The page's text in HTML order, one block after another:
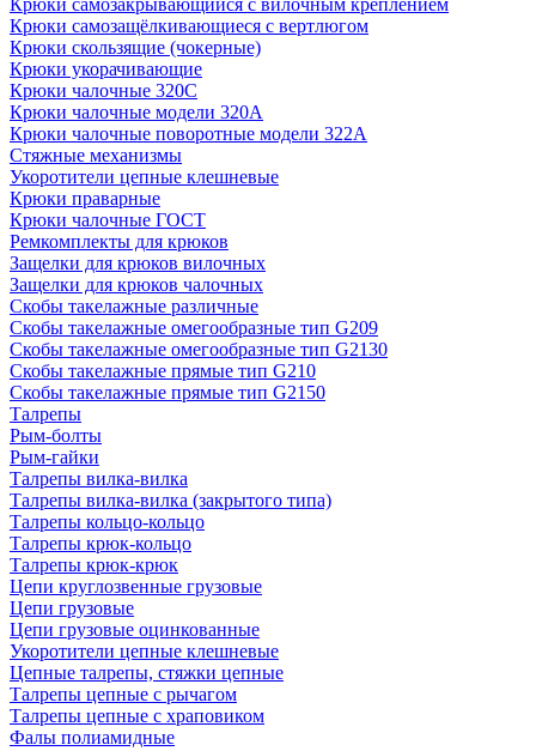
Крюки самозакрывающийся с вилочным креплением
Крюки самозащёлкивающиеся с вертлюгом
Крюки скользящие (чокерные)
Крюки укорачивающие
Крюки чалочные 320C
Крюки чалочные модели 320А
Крюки чалочные поворотные модели 322А
Стяжные механизмы
Укоротители цепные клешневые
Крюки праварные
Крюки чалочные ГОСТ
Ремкомплекты для крюков
Защелки для крюков вилочных
Защелки для крюков чалочных
Скобы такелажные различные
Скобы такелажные омегообразные тип G209
Скобы такелажные омегообразные тип G2130
Скобы такелажные прямые тип G210
Скобы такелажные прямые тип G2150
Талрепы
Рым-болты
Рым-гайки
Талрепы вилка-вилка
Талрепы вилка-вилка (закрытого типа)
Талрепы кольцо-кольцо
Талрепы крюк-кольцо
Талрепы крюк-крюк
Цепи круглозвенные грузовые
Цепи грузовые
Цепи грузовые оцинкованные
Укоротители цепные клешневые
Цепные талрепы, стяжки цепные
Талрепы цепные с рычагом
Талрепы цепные с храповиком
Фалы полиамидные